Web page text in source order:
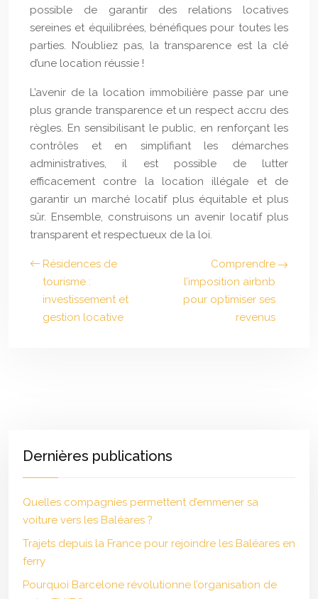
possible de garantir des relations locatives
sereines et équilibrées, bénéfiques pour toutes les
parties. N’oubliez pas, la transparence est la clé
d’une location réussie !
L’avenir de la location immobilière passe par une
plus grande transparence et un respect accru des
règles. En sensibilisant le public, en renforçant les
contrôles et en simplifiant les démarches
administratives, il est possible de lutter
efficacement contre la location illégale et de
garantir un marché locatif plus équitable et plus
sûr. Ensemble, construisons un avenir locatif plus
transparent et respectueux de la loi.
Résidences de
tourisme :
investissement et
gestion locative
Comprendre
l’imposition airbnb
pour optimiser ses
revenus
Dernières publications
Quelles compagnies permettent d’emmener sa
voiture vers les Baléares ?
Trajets depuis la France pour rejoindre les Baléares en
ferry
Pourquoi Barcelone révolutionne l’organisation de